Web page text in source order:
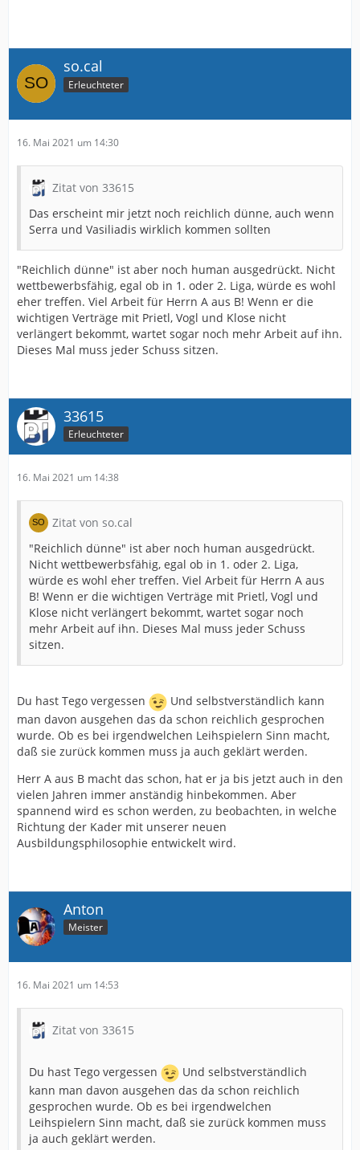
so.cal
Erleuchteter
16. Mai 2021 um 14:30
Zitat von 33615
Das erscheint mir jetzt noch reichlich dünne, auch wenn
Serra und Vasiliadis wirklich kommen sollten
"Reichlich dünne" ist aber noch human ausgedrückt. Nicht
wettbewerbsfähig, egal ob in 1. oder 2. Liga, würde es wohl
eher treffen. Viel Arbeit für Herrn A aus B! Wenn er die
wichtigen Verträge mit Prietl, Vogl und Klose nicht
verlängert bekommt, wartet sogar noch mehr Arbeit auf ihn.
Dieses Mal muss jeder Schuss sitzen.
33615
Erleuchteter
16. Mai 2021 um 14:38
Zitat von so.cal
"Reichlich dünne" ist aber noch human ausgedrückt.
Nicht wettbewerbsfähig, egal ob in 1. oder 2. Liga,
würde es wohl eher treffen. Viel Arbeit für Herrn A aus
B! Wenn er die wichtigen Verträge mit Prietl, Vogl und
Klose nicht verlängert bekommt, wartet sogar noch
mehr Arbeit auf ihn. Dieses Mal muss jeder Schuss
sitzen.
Du hast Tego vergessen
Und selbstverständlich kann
man davon ausgehen das da schon reichlich gesprochen
wurde. Ob es bei irgendwelchen Leihspielern Sinn macht,
daß sie zurück kommen muss ja auch geklärt werden.
Herr A aus B macht das schon, hat er ja bis jetzt auch in den
vielen Jahren immer anständig hinbekommen. Aber
spannend wird es schon werden, zu beobachten, in welche
Richtung der Kader mit unserer neuen
Ausbildungsphilosophie entwickelt wird.
Anton
Meister
16. Mai 2021 um 14:53
Zitat von 33615
Du hast Tego vergessen
Und selbstverständlich
kann man davon ausgehen das da schon reichlich
gesprochen wurde. Ob es bei irgendwelchen
Leihspielern Sinn macht, daß sie zurück kommen muss
ja auch geklärt werden.